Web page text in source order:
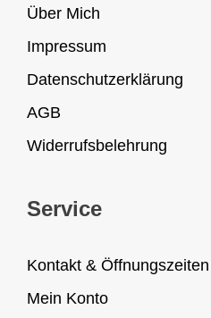
Über Mich
Impressum
Datenschutzerklärung
AGB
Widerrufsbelehrung
Service
Kontakt & Öffnungszeiten
Mein Konto